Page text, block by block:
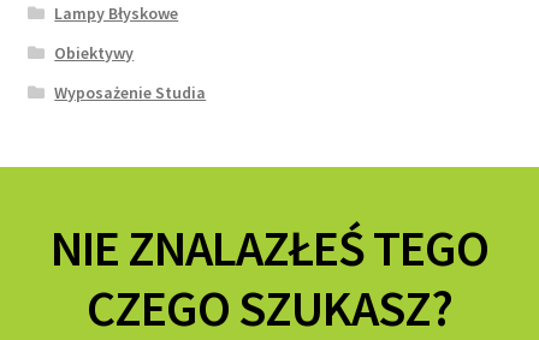
Lampy Błyskowe
Obiektywy
Wyposażenie Studia
NIE ZNALAZŁEŚ TEGO
CZEGO SZUKASZ?